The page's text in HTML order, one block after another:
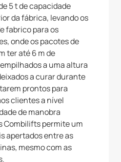
5 t de capacidade
da fábrica, levando os
fabrico para os
onde os pacotes de
ter até 6 m de
a uma altura
a curar durante
prontos para
clientes a nível
de manobra
Combilifts permite um
apertados entre as
mesmo com as